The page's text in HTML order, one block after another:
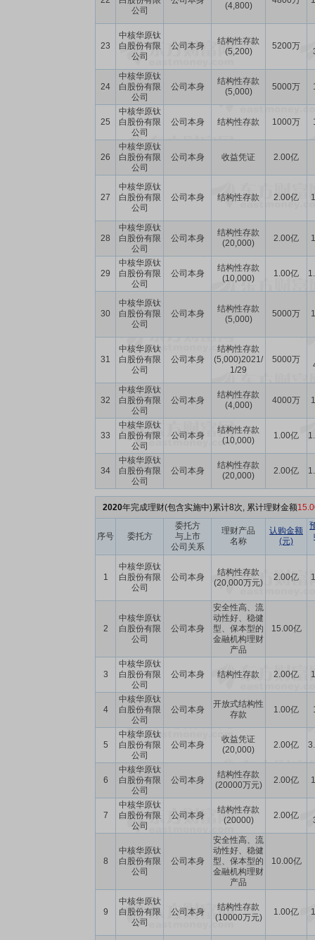
公司
(4,800)
23
中核华原钛
白股份有限
公司
公司本身
结构性存款
(5,200)
5200万
24
中核华原钛
白股份有限
公司
公司本身
结构性存款
(5,000)
5000万
25
中核华原钛
白股份有限
公司
公司本身 结构性存款 1000万
26
中核华原钛
白股份有限
公司
公司本身 收益凭证 2.00亿
27
中核华原钛
白股份有限
公司
公司本身 结构性存款 2.00亿
28
中核华原钛
白股份有限
公司
公司本身
结构性存款
(20,000)
2.00亿
29
中核华原钛
白股份有限
公司
公司本身
结构性存款
(10,000)
1.00亿
30
中核华原钛
白股份有限
公司
公司本身
结构性存款
(5,000)
5000万
31
中核华原钛
白股份有限
公司
公司本身
结构性存款
(5,000)2021/
1/29
5000万
32
中核华原钛
白股份有限
公司
公司本身
结构性存款
(4,000)
4000万
33
中核华原钛
白股份有限
公司
公司本身
结构性存款
(10,000)
1.00亿
34
中核华原钛
白股份有限
公司
公司本身
结构性存款
(20,000)
2.00亿
2020年完成理财(包含实施中)累计8次, 累计理财金额
序号 委托方
委托方
与上市
公司关系
理财产品
名称
认购金额
(元)
1
中核华原钛
白股份有限
公司
公司本身
结构性存款
(20,000万元)
2.00亿
2
中核华原钛
白股份有限
公司
公司本身
安全性高、流
动性好、稳健
型、保本型的
金融机构理财
产品
15.00亿
3
中核华原钛
白股份有限
公司
公司本身 结构性存款 2.00亿
4
中核华原钛
白股份有限
公司
公司本身
开放式结构性
存款
1.00亿
5
中核华原钛
白股份有限
公司
公司本身
收益凭证
(20,000)
2.00亿
6
中核华原钛
白股份有限
公司
公司本身
结构性存款
(20000万元)
2.00亿
7
中核华原钛
白股份有限
公司
公司本身
结构性存款
(20000)
2.00亿
8
中核华原钛
白股份有限
公司
公司本身
安全性高、流
动性好、稳健
型、保本型的
金融机构理财
产品
10.00亿
9
中核华原钛
白股份有限
公司
公司本身
结构性存款
(10000万元)
1.00亿